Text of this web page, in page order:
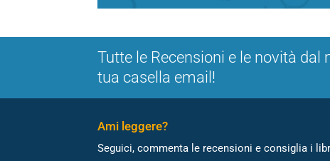
Tutte le Recensioni e le novità dal
tua casella email!
Ami leggere?
Seguici, commenta le recensioni e consiglia i